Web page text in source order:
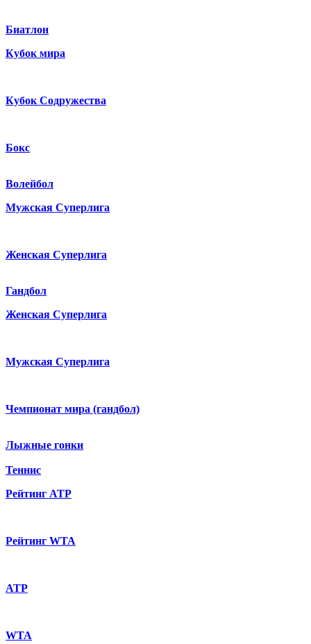
Биатлон
Кубок мира
Кубок Содружества
Бокс
Волейбол
Мужская Суперлига
Женская Суперлига
Гандбол
Женская Суперлига
Мужская Суперлига
Чемпионат мира (гандбол)
Лыжные гонки
Теннис
Рейтинг ATP
Рейтинг WTA
ATP
WTA